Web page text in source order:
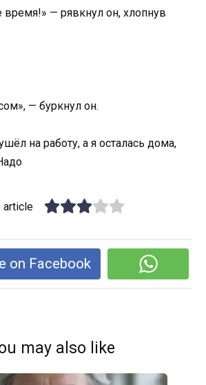
время!» — рявкнул он, хлопнув
— буркнул он.
на работу, а я осталась дома,
article
on Facebook
may also like